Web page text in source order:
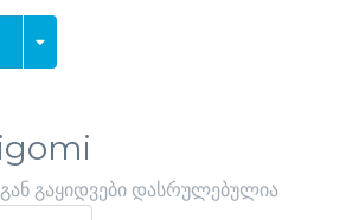
გაყიდვები დასრულებულია